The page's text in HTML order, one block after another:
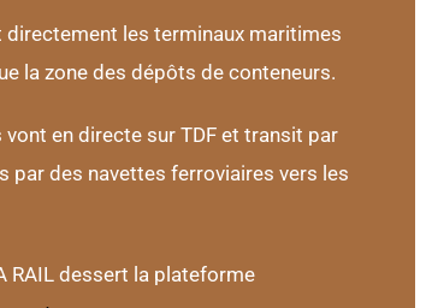
directement les terminaux maritimes
la zone des dépôts de conteneurs.
vont en directe sur TDF et transit par
par des navettes ferroviaires vers les
RAIL dessert la plateforme